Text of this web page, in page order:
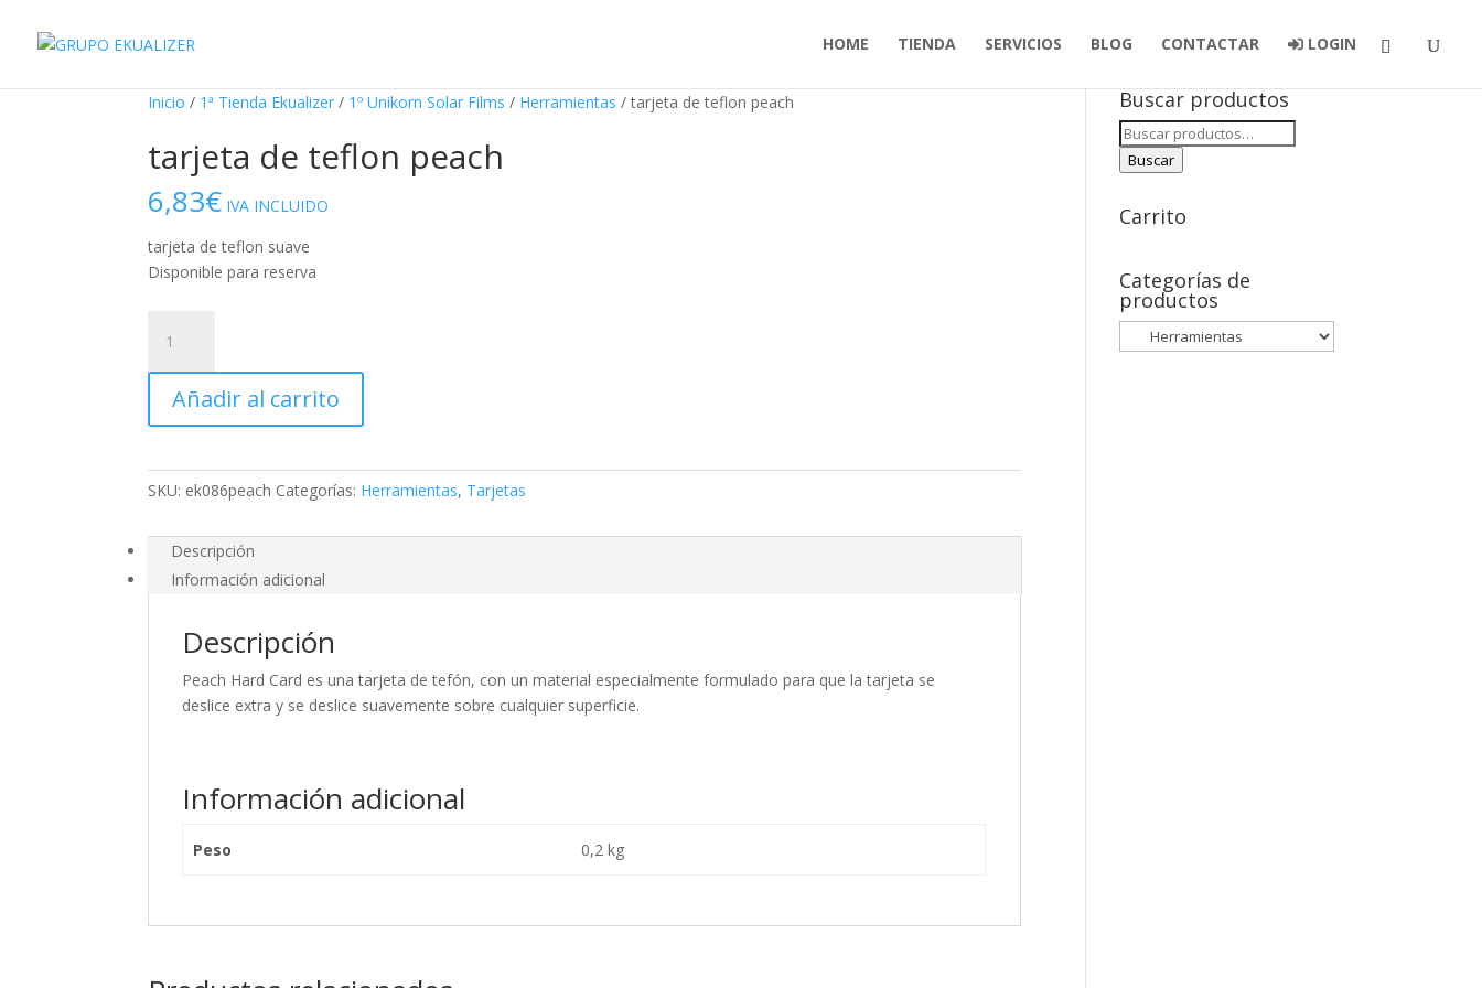
HOME
TIENDA SERVICIOS BLOG CONTACTAR LOGIN
Inicio / 1ª Tienda Ekualizer / 1º Unikorn Solar Films / Herramientas / tarjeta de teflon peach
tarjeta de teflon peach
6,83€ IVA INCLUIDO
tarjeta de teflon suave
Disponible para reserva
teflon
peach
cantidad
Añadir al carrito
SKU: ek086peach Categorías: Herramientas, Tarjetas
Descripción
Información adicional
Descripción
Peach Hard Card es una tarjeta de tefón, con un material especialmente formulado para que la tarjeta se
deslice extra y se deslice suavemente sobre cualquier superficie.
Información adicional
Peso 0,2 kg
Buscar productos
Buscar
por:
Buscar
Carrito
Categorías de
productos